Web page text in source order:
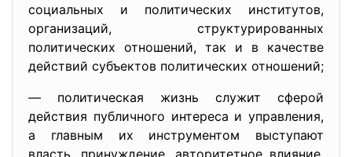
социальных и политических институтов,
организаций, структурированных
политических отношений, так и в качестве
действий субъектов политических отношений;
— политическая жизнь служит сферой
действия публичного интереса и управления,
а главным их инструментом выступают
власть, принуждение, авторитетное влияние,